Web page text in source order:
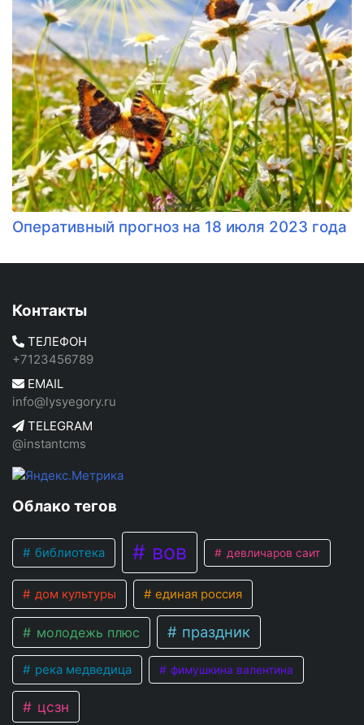
Оперативный прогноз на 18 июля 2023 года
Контакты
ТЕЛЕФОН
+7123456789
EMAIL
info@lysyegory.ru
TELEGRAM
@instantcms
Облако тегов
библиотека вов девличаров саит
дом культуры единая россия
молодежь плюс праздник
река медведица фимушкина валентина
цсзн